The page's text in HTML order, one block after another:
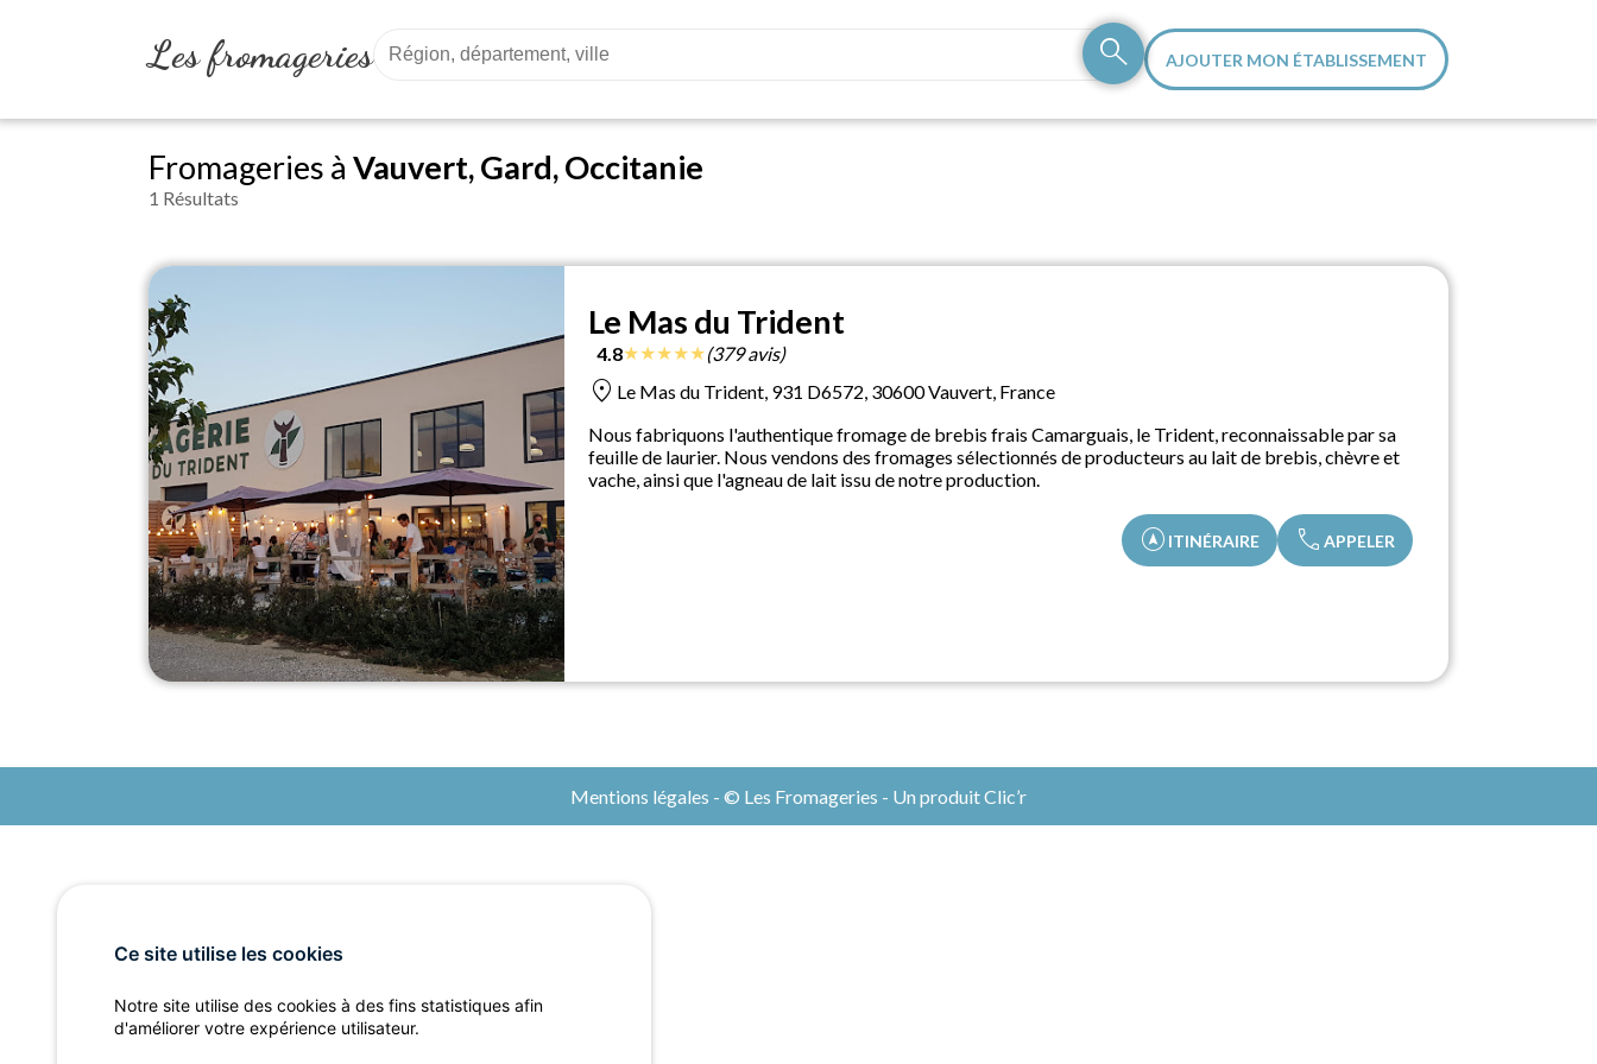
Les fromageries search AJOUTER MON ÉTABLISSEMENT
Fromageries à Vauvert, Gard, Occitanie
1 Résultats
Le Mas du Trident
4.8★★★★★(379 avis)
location_on Le Mas du Trident, 931 D6572, 30600 Vauvert, France
Nous fabriquons l'authentique fromage de brebis frais Camarguais, le Trident, reconnaissable par sa
feuille de laurier. Nous vendons des fromages sélectionnés de producteurs au lait de brebis, chèvre et
vache, ainsi que l'agneau de lait issu de notre production.
assistant_navigation ITINÉRAIRE call APPELER
Mentions légales - © Les Fromageries - Un produitClic’r
Ce site utilise les cookies
Notre site utilise des cookies à des fins statistiques afin
d'améliorer votre expérience utilisateur.